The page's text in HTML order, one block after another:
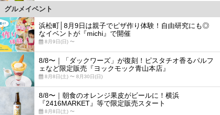
グルメイベント
浜松町│8月9日は親子でピザ作り体験！自由研究にも◎
なイベントが『michi』で開催
8月9日(日) 〜
8/8〜｜「ダックワーズ」が復刻！ピスタチオ香るパルフ
ェなど限定販売『ヨックモック青山本店』
8月8日(土) 〜 8月30日(日)
8/8〜｜朝食のオレンジ果皮がビールに！横浜
『2416MARKET』等で限定販売スタート
8月8日(土) 〜